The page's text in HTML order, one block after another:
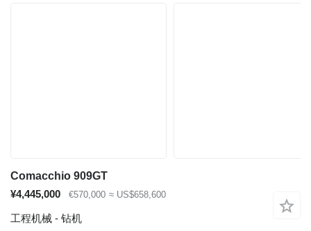
Comacchio 909GT
¥4,445,000
€570,000 ≈ US$658,600
工程机械 - 钻机